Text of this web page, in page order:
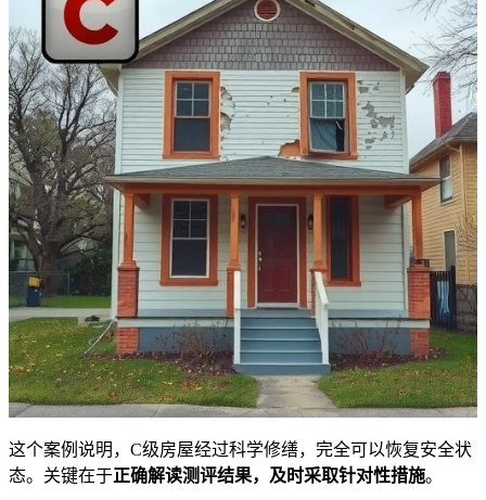
这个案例说明，C级房屋经过科学修缮，完全可以恢复安全状
态。关键在于正确解读测评结果，及时采取针对性措施。